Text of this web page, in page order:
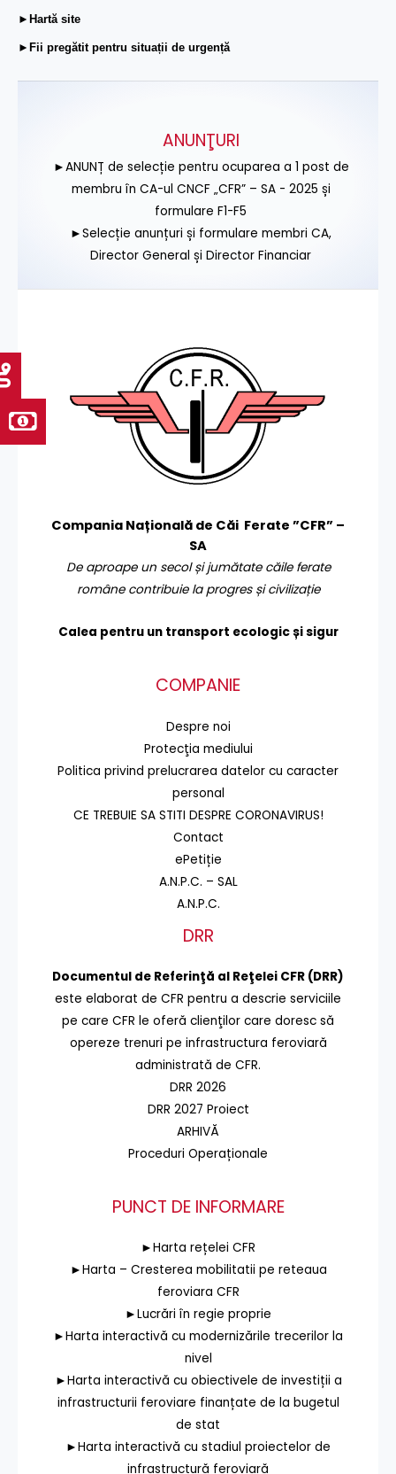
►Hartă site
►Fii pregătit pentru situații de urgență
ANUNŢURI
►ANUNȚ de selecție pentru ocuparea a 1 post de
membru în CA-ul CNCF „CFR” – SA - 2025 și
formulare F1-F5
►Selecție anunțuri și formulare membri CA,
Director General și Director Financiar
Compania Națională de Căi Ferate ”CFR” –
SA
De aproape un secol și jumătate căile ferate
române contribuie la progres și civilizație
Calea pentru un transport ecologic și sigur
COMPANIE
Despre noi
Protecţia mediului
Politica privind prelucrarea datelor cu caracter
personal
CE TREBUIE SA STITI DESPRE CORONAVIRUS!
Contact
ePetiție
A.N.P.C. – SAL
A.N.P.C.
DRR
Documentul de Referinţă al Reţelei CFR (DRR)
este elaborat de CFR pentru a descrie serviciile
pe care CFR le oferă clienţilor care doresc să
opereze trenuri pe infrastructura feroviară
administrată de CFR.
DRR 2026
DRR 2027 Proiect
ARHIVĂ
Proceduri Operaționale
PUNCT DE INFORMARE
►Harta rețelei CFR
►Harta – Cresterea mobilitatii pe reteaua
feroviara CFR
►Lucrări în regie proprie
►Harta interactivă cu modernizările trecerilor la
nivel
►Harta interactivă cu obiectivele de investiții a
infrastructurii feroviare finanțate de la bugetul
de stat
►Harta interactivă cu stadiul proiectelor de
infrastructură feroviară